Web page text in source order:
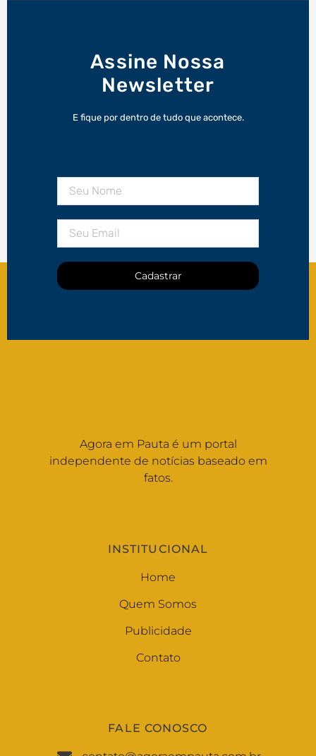
Assine Nossa
Newsletter
E fique por dentro de tudo que acontece.
Cadastrar
Agora em Pauta é um portal
independente de notícias baseado em
fatos.
INSTITUCIONAL
Home
Quem Somos
Publicidade
Contato
FALE CONOSCO